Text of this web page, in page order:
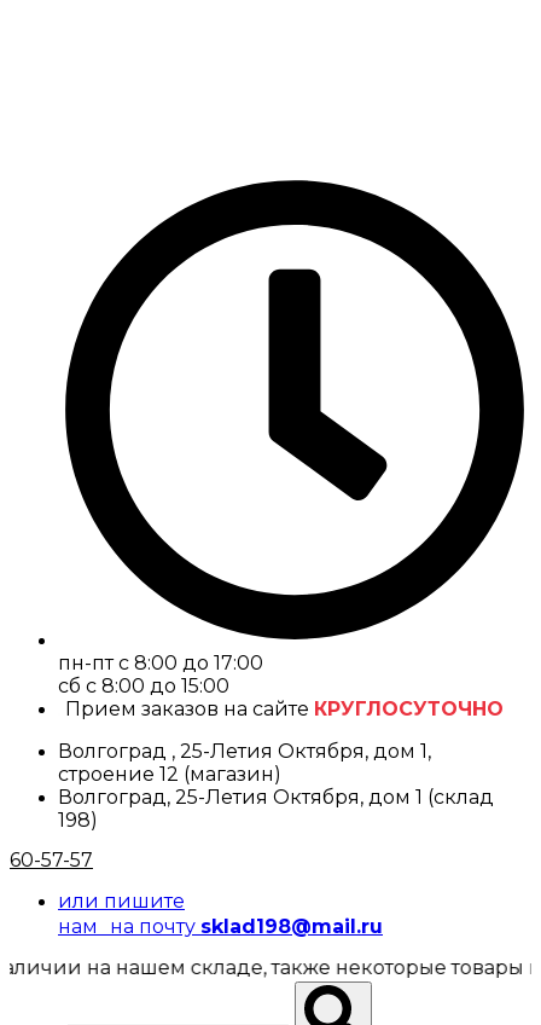
пн-пт с 8:00 до 17:00
cб с 8:00 до 15:00
Прием заказов на сайте КРУГЛОСУТОЧНО
Волгоград , 25-Летия Октября, дом 1,
строение 12 (магазин)
Волгоград, 25-Летия Октября, дом 1 (склад
198)
60-57-57
или пишите
нам на почту sklad198@mail.ru
на нашем складе, также некоторые товары